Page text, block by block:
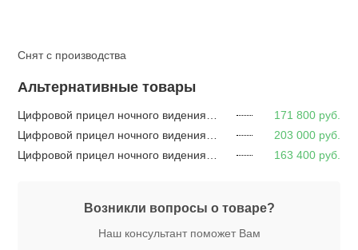
Снят с производства
Альтернативные товары
171 800 руб.
203 000 руб.
163 400 руб.
Возникли вопросы о товаре?
Наш консультант поможет Вам